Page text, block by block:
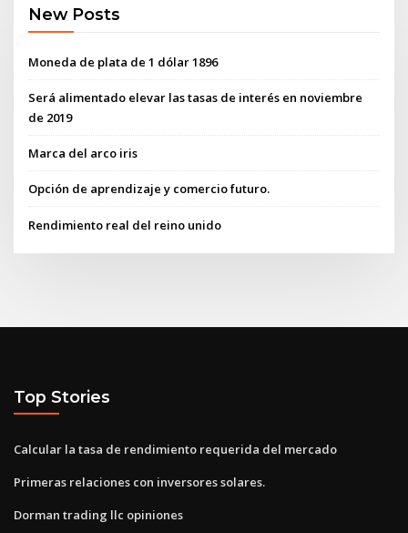
New Posts
Moneda de plata de 1 dólar 1896
Será alimentado elevar las tasas de interés en noviembre
de 2019
Marca del arco iris
Opción de aprendizaje y comercio futuro.
Rendimiento real del reino unido
Top Stories
Calcular la tasa de rendimiento requerida del mercado
Primeras relaciones con inversores solares.
Dorman trading llc opiniones